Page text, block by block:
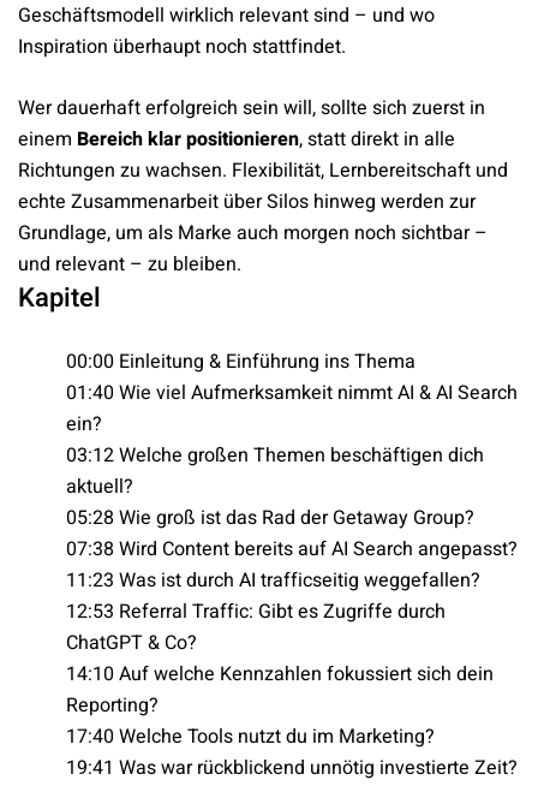
Geschäftsmodell wirklich relevant sind – und wo
Inspiration überhaupt noch stattfindet.
Wer dauerhaft erfolgreich sein will, sollte sich zuerst in
einem Bereich klar positionieren, statt direkt in alle
Richtungen zu wachsen. Flexibilität, Lernbereitschaft und
echte Zusammenarbeit über Silos hinweg werden zur
Grundlage, um als Marke auch morgen noch sichtbar –
und relevant – zu bleiben.
Kapitel
00:00 Einleitung & Einführung ins Thema
01:40 Wie viel Aufmerksamkeit nimmt AI & AI Search
ein?
03:12 Welche großen Themen beschäftigen dich
aktuell?
05:28 Wie groß ist das Rad der Getaway Group?
07:38 Wird Content bereits auf AI Search angepasst?
11:23 Was ist durch AI trafficseitig weggefallen?
12:53 Referral Traffic: Gibt es Zugriffe durch
ChatGPT & Co?
14:10 Auf welche Kennzahlen fokussiert sich dein
Reporting?
17:40 Welche Tools nutzt du im Marketing?
19:41 Was war rückblickend unnötig investierte Zeit?